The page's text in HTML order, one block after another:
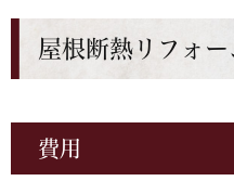
屋根断熱リフォー
費用